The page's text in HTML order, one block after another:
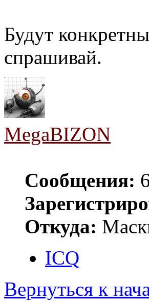
Будут
спрашивай.
MegaBIZON
Сообщения:
Откуда:
ICQ
Вернуться к